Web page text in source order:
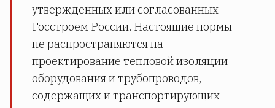
утвержденных или согласованных
Госстроем России. Настоящие нормы
не распространяются на
проектирование тепловой изоляции
оборудования и трубопроводов,
содержащих и транспортирующих